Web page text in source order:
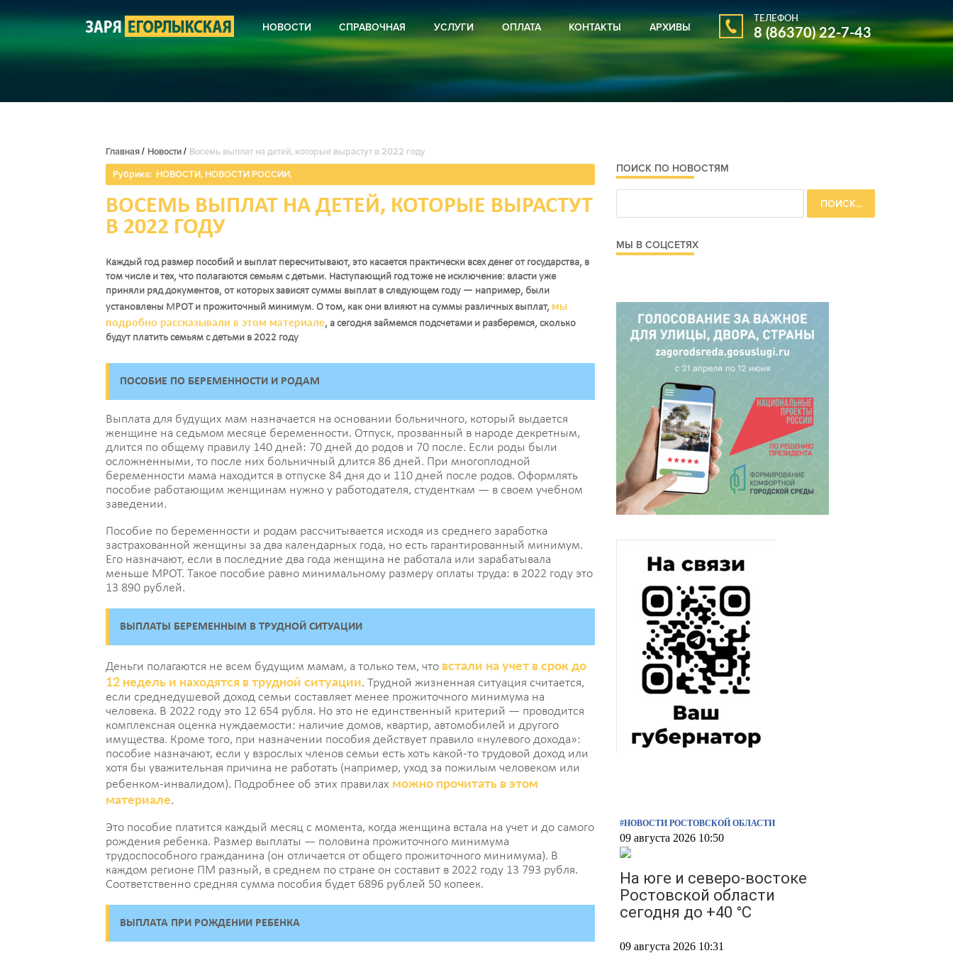
НОВОСТИ
КОРОНАВИРУС
НОВОСТИ РОССИИ
БЛАГОУСТРОЙСТВО
ПОЛИЦИЯ ПРЕДУПРЕЖДАЕТ
АНОНСЫ И ОБЪЯВЛЕНИЯ
ПОЭЗИЯ И ПРОЗА
СПРАВОЧНАЯ
УСЛУГИ
РЕКЛАМА
ОПЛАТА КОНТАКТЫ
АРХИВЫ
АРХИВ ГАЗЕТЫ
АРХИВ НОВОСТЕЙ
ТЕЛЕФОН
8 (86370) 22-7-43
Главная / Новости / Восемь выплат на детей, которые вырастут в 2022 году
Рубрика: НОВОСТИ, НОВОСТИ РОССИИ,
ВОСЕМЬ ВЫПЛАТ НА ДЕТЕЙ, КОТОРЫЕ ВЫРАСТУТ
В 2022 ГОДУ
Каждый год размер пособий и выплат пересчитывают, это касается практически всех денег от государства, в
том числе и тех, что полагаются семьям с детьми. Наступающий год тоже не исключение: власти уже
приняли ряд документов, от которых зависят суммы выплат в следующем году — например, были
установлены МРОТ и прожиточный минимум. О том, как они влияют на суммы различных выплат, мы
подробно рассказывали в этом материале, а сегодня займемся подсчетами и разберемся, сколько
будут платить семьям с детьми в 2022 году
ПОСОБИЕ ПО БЕРЕМЕННОСТИ И РОДАМ
Выплата для будущих мам назначается на основании больничного, который выдается
женщине на седьмом месяце беременности. Отпуск, прозванный в народе декретным,
длится по общему правилу 140 дней: 70 дней до родов и 70 после. Если роды были
осложненными, то после них больничный длится 86 дней. При многоплодной
беременности мама находится в отпуске 84 дня до и 110 дней после родов. Оформлять
пособие работающим женщинам нужно у работодателя, студенткам — в своем учебном
заведении.
Пособие по беременности и родам рассчитывается исходя из среднего заработка
застрахованной женщины за два календарных года, но есть гарантированный минимум.
Его назначают, если в последние два года женщина не работала или зарабатывала
меньше МРОТ. Такое пособие равно минимальному размеру оплаты труда: в 2022 году это
13 890 рублей.
ВЫПЛАТЫ БЕРЕМЕННЫМ В ТРУДНОЙ СИТУАЦИИ
Деньги полагаются не всем будущим мамам, а только тем, что встали на учет в срок до
12 недель и находятся в трудной ситуации. Трудной жизненная ситуация считается,
если среднедушевой доход семьи составляет менее прожиточного минимума на
человека. В 2022 году это 12 654 рубля. Но это не единственный критерий — проводится
комплексная оценка нуждаемости: наличие домов, квартир, автомобилей и другого
имущества. Кроме того, при назначении пособия действует правило «нулевого дохода»:
пособие назначают, если у взрослых членов семьи есть хоть какой-то трудовой доход или
хотя бы уважительная причина не работать (например, уход за пожилым человеком или
ребенком-инвалидом). Подробнее об этих правилах можно прочитать в этом
материале.
Это пособие платится каждый месяц с момента, когда женщина встала на учет и до самого
рождения ребенка. Размер выплаты — половина прожиточного минимума
трудоспособного гражданина (он отличается от общего прожиточного минимума). В
каждом регионе ПМ разный, в среднем по стране он составит в 2022 году 13 793 рубля.
Соответственно средняя сумма пособия будет 6896 рублей 50 копеек.
ВЫПЛАТА ПРИ РОЖДЕНИИ РЕБЕНКА
ПОИСК ПО НОВОСТЯМ
МЫ В СОЦСЕТЯХ
#НОВОСТИ РОСТОВСКОЙ ОБЛАСТИ
09 августа 2026 10:50
На юге и северо-востоке
Ростовской области
сегодня до +40 °C
09 августа 2026 10:31